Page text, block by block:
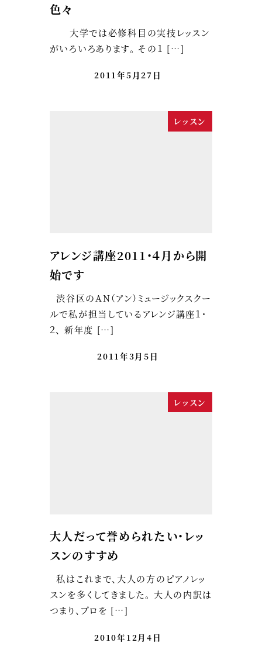
色々
大学では必修科目の実技レッスン
がいろいろあります。 その１ […]
2011年5月27日
レッスン
アレンジ講座2011・４月から開
始です
渋谷区のAN（アン）ミュージックスクー
ルで私が担当しているアレンジ講座１・
２、 新年度 […]
2011年3月5日
レッスン
大人だって誉められたい・レッ
スンのすすめ
私はこれまで、大人の方のピアノレッ
スンを多くしてきました。 大人の内訳は
つまり、プロを […]
2010年12月4日